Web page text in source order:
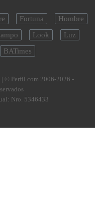
Fortuna
Hombre
Look
Luz
BATimes
| © Perfil.com 2006-2026 -
Nro. 5346433